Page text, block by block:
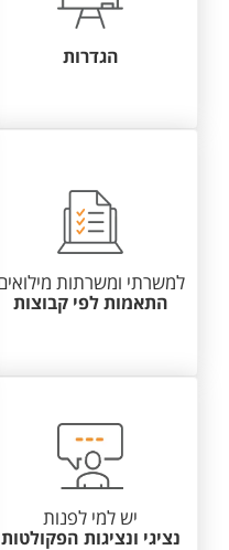
הגדרות
למשרתי ומשרתות
התאמות לפי קבוצות
יש למי לפנות
נציגי ונציגות הפקולטות